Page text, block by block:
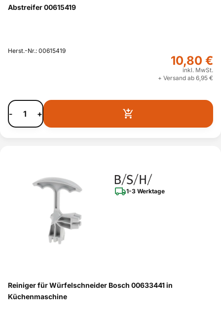
Abstreifer 00615419
Herst.-Nr.: 00615419
10,80 €
inkl. MwSt.
+ Versand ab 6,95 €
- +
1-3 Werktage
Reiniger für Würfelschneider Bosch 00633441 in
Küchenmaschine